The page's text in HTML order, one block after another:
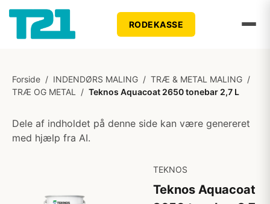
RODEKASSE
Forside / INDENDØRS MALING / TRÆ & METAL MALING /
TRÆ OG METAL
/ Teknos Aquacoat 2650 tonebar 2,7 L
Dele af indholdet på denne side kan være genereret
med hjælp fra AI.
TEKNOS
Teknos Aquacoat